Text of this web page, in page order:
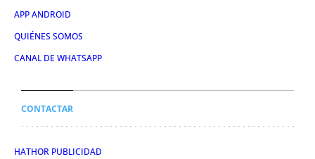
APP ANDROID
QUIÉNES SOMOS
CANAL DE WHATSAPP
CONTACTAR
HATHOR PUBLICIDAD